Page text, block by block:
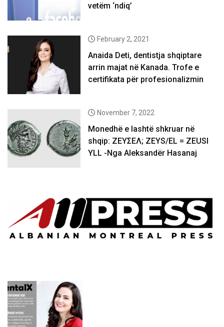
vetëm ‘ndiq’
February 2, 2021
Anaida Deti, dentistja shqiptare
arrin majat në Kanada. Trofe e
certifikata për profesionalizmin
November 7, 2022
Monedhë e lashtë shkruar në
shqip: ΖΕΥΣΕΛ; ZEYS/EL = ZEUSI
YLL -Nga Aleksandër Hasanaj